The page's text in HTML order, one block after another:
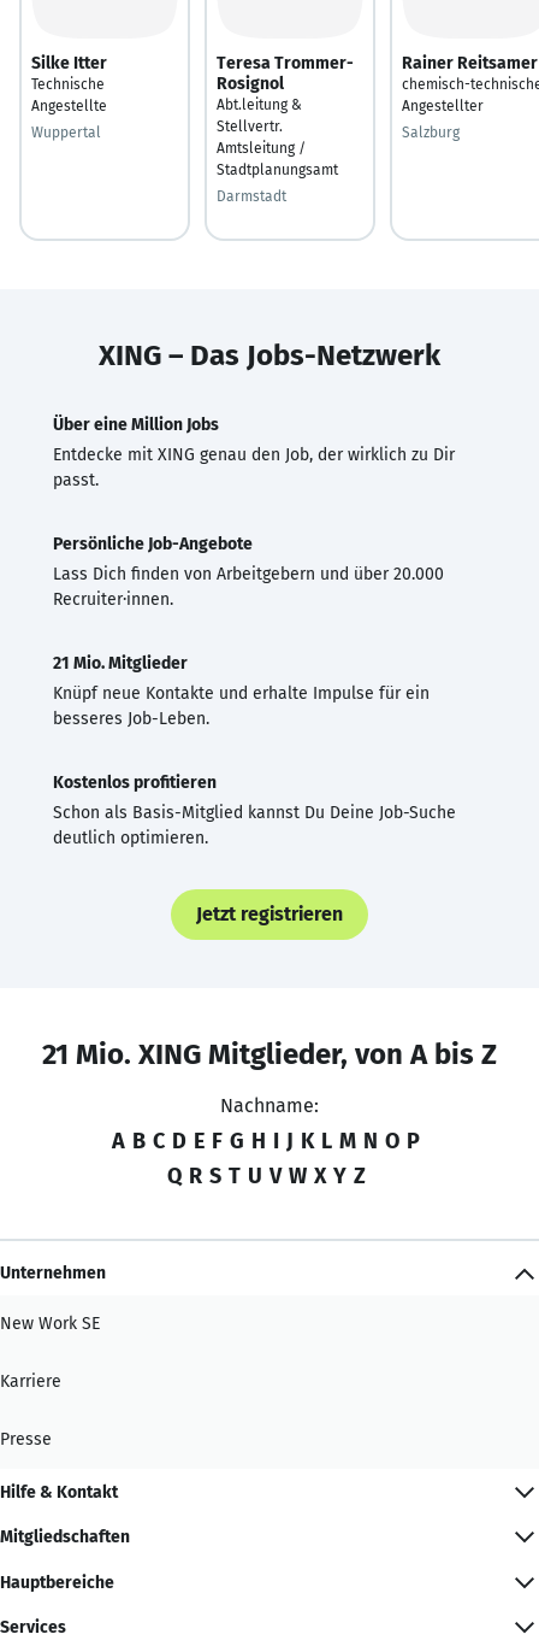
Silke Itter
Technische
Angestellte
Wuppertal
Teresa Trommer-
Rosignol
Abt.leitung &
Stellvertr.
Amtsleitung /
Stadtplanungsamt
Darmstadt
Rainer Reitsamer
chemisch-
Angestellter
Salzburg
XING – Das Jobs-Netzwerk
Über eine Million Jobs
Entdecke mit XING genau den Job, der wirklich zu Dir
passt.
Persönliche Job-Angebote
Lass Dich finden von Arbeitgebern und über 20.000
Recruiter·innen.
21 Mio. Mitglieder
Knüpf neue Kontakte und erhalte Impulse für ein
besseres Job-Leben.
Kostenlos profitieren
Schon als Basis-Mitglied kannst Du Deine Job-Suche
deutlich optimieren.
Jetzt registrieren
21 Mio. XING Mitglieder, von A bis Z
Nachname:
A B C D E F G H I J K L M N O P
Q R S T U V W X Y Z
Unternehmen
New Work SE
Karriere
Presse
Hilfe & Kontakt
Mitgliedschaften
Hauptbereiche
Services